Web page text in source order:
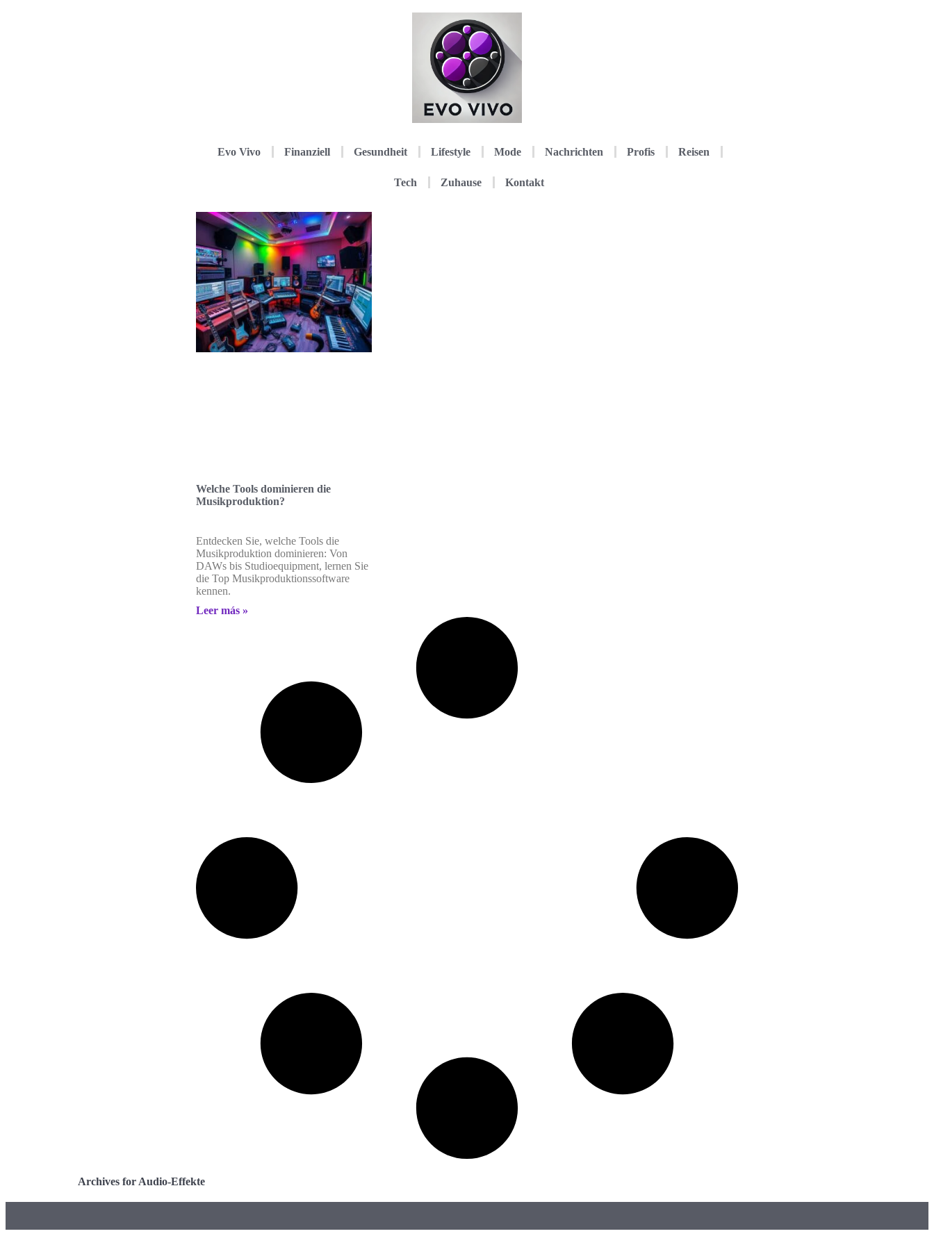
Evo Vivo Finanziell Gesundheit Lifestyle Mode Nachrichten Profis Reisen
Tech Zuhause Kontakt
Welche Tools dominieren die
Musikproduktion?
Entdecken Sie, welche Tools die
Musikproduktion dominieren: Von
DAWs bis Studioequipment, lernen Sie
die Top Musikproduktionssoftware
kennen.
Leer más »
Archives for Audio-Effekte